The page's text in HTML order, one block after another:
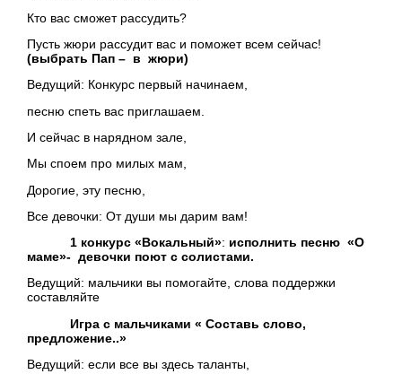
Кто вас сможет рассудить?
Пусть жюри рассудит вас и поможет всем сейчас!
(выбрать Пап – в жюри)
Ведущий: Конкурс первый начинаем,
песню спеть вас приглашаем.
И сейчас в нарядном зале,
Мы споем про милых мам,
Дорогие, эту песню,
Все девочки: От души мы дарим вам!
1 конкурс «Вокальный»: исполнить песню «О
маме»- девочки поют с солистами.
Ведущий: мальчики вы помогайте, слова поддержки
составляйте
Игра с мальчиками « Составь слово,
предложение..»
Ведущий: если все вы здесь таланты,